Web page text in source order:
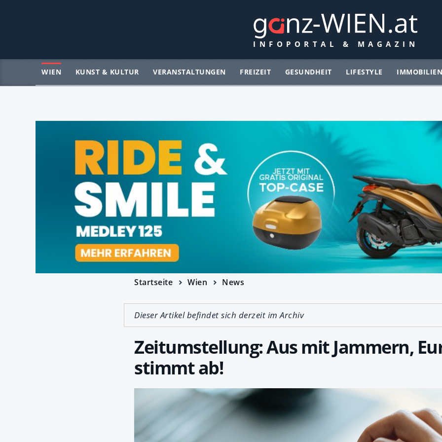
WIEN KUNST & KULTUR VERANSTALTUNGEN FREIZEIT GESUNDHEIT LIFESTYLE
Startseite Wien News
Dieser Artikel befindet sich derzeit im Archiv
Zeitumstellung: Aus mit Jammern,
stimmt ab!